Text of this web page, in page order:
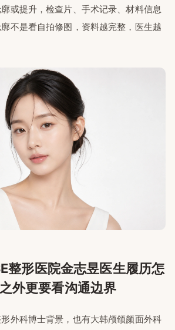
或提升，检查片、手术记录、材料信息
不是看自拍修图，资料越完整，医生越
整形医院金志昱医生履历怎
外更要看沟通边界
外科博士背景，也有大韩颅颌颜面外科